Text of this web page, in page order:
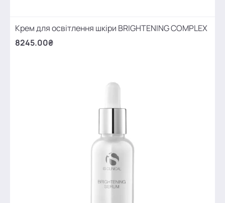
Крем для освітлення шкіри BRIGHTENING COMPLEX
8245.00₴